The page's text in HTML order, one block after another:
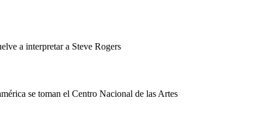
a interpretar a Steve Rogers
se toman el Centro Nacional de las Artes